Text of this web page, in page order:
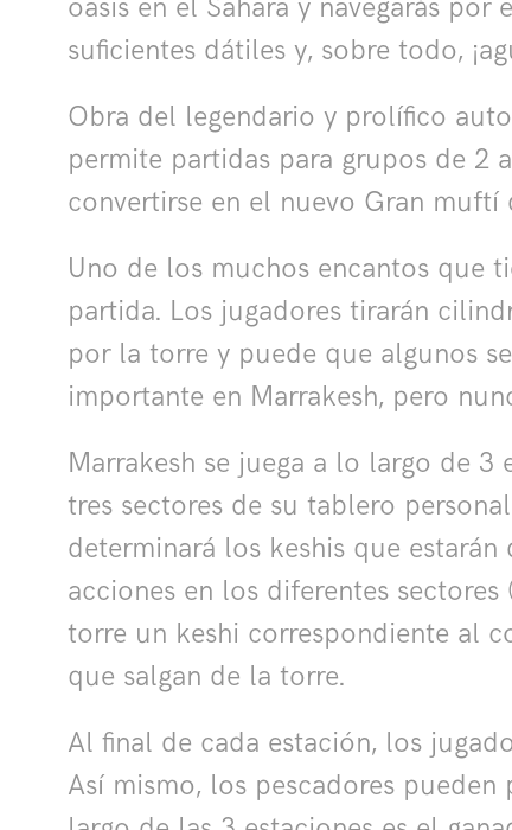
oasis en el Sahara y navegarás
suficientes dátiles y, sobre todo,
Obra del legendario y prolífico
permite partidas para grupos de 2
convertirse en el nuevo Gran
Uno de los muchos encantos que
partida. Los jugadores tirarán
por la torre y puede que algunos
importante en Marrakesh, pero
Marrakesh se juega a lo largo de
tres sectores de su tablero
determinará los keshis que
acciones en los diferentes
torre un keshi correspondiente al
que salgan de la torre.
Al final de cada estación, los
Así mismo, los pescadores